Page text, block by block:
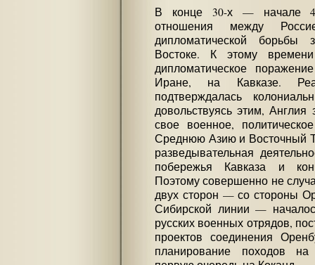
В конце 30-х — начале
отношения между
дипломатической борьбы
Востоке. К этому
дипломатическое
Иране, на Кавказе.
подтверждалась
довольствуясь этим, Англия
свое военное,
Среднюю Азию и Восточный
разведывательная
побережья Кавказа и
Поэтому совершенно не
двух сторон — со стороны
Сибирской линии —
русских военных отрядов,
проектов соединения
планирование походов на